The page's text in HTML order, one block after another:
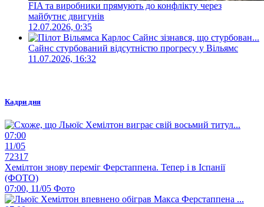
FIA та виробники прямують до конфлікту через
майбутнє двигунів
12.07.2026, 0:35
Сайнс стурбований відсутністю прогресу у Вільямс
11.07.2026, 16:32
Кадри дня
07:00
11/05
72317
Хемілтон знову переміг Ферстаппена. Тепер і в Іспанії
(ФОТО)
07:00, 11/05 Фото